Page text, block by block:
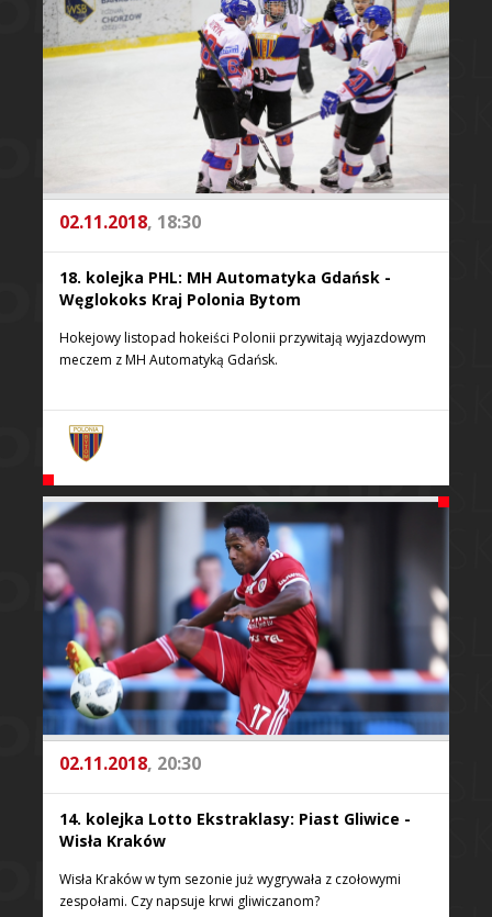
02.11.2018, 18:30
18. kolejka PHL: MH Automatyka Gdańsk -
Węglokoks Kraj Polonia Bytom
Hokejowy listopad hokeiści Polonii przywitają wyjazdowym
meczem z MH Automatyką Gdańsk.
02.11.2018, 20:30
14. kolejka Lotto Ekstraklasy: Piast Gliwice -
Wisła Kraków
Wisła Kraków w tym sezonie już wygrywała z czołowymi
zespołami. Czy napsuje krwi gliwiczanom?